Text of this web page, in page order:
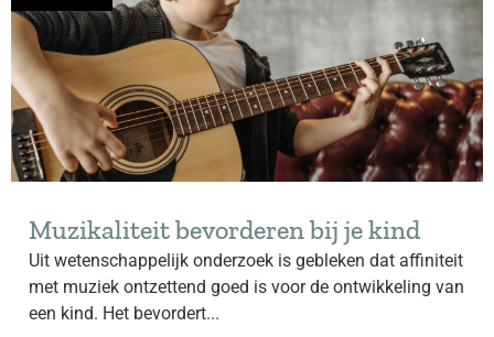
Muzikaliteit bevorderen bij je kind
Uit wetenschappelijk onderzoek is gebleken dat affiniteit
met muziek ontzettend goed is voor de ontwikkeling van
een kind. Het bevordert...